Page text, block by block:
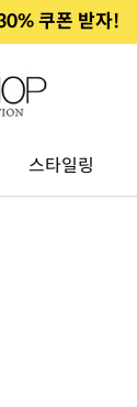
쿠폰 받자!
스타일링